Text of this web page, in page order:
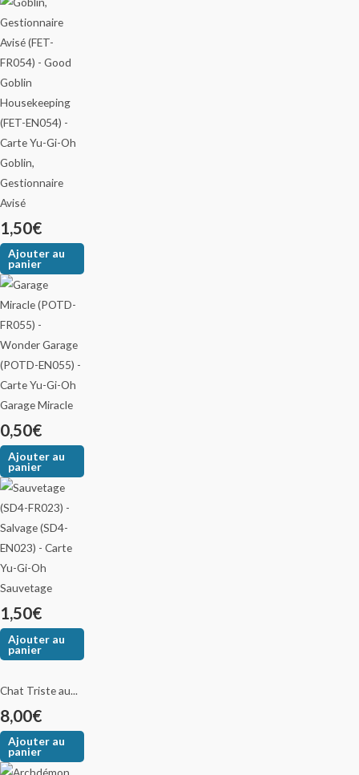
Goblin,
Gestionnaire
Avisé
1,50€
Ajouter au
panier
Garage Miracle
0,50€
Ajouter au
panier
Sauvetage
1,50€
Ajouter au
panier
Chat Triste au...
8,00€
Ajouter au
panier